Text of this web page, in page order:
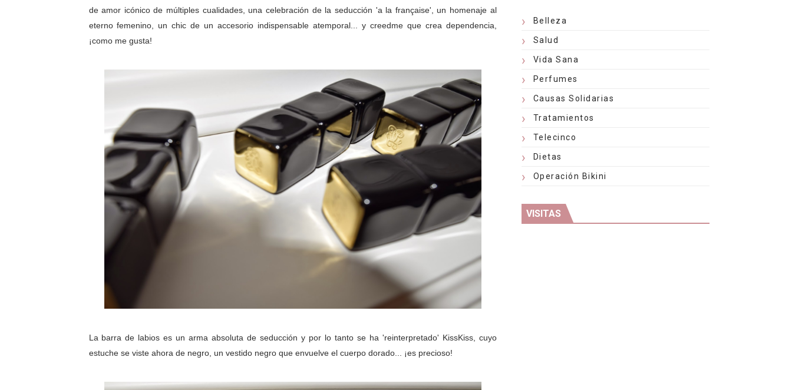
de amor icónico de múltiples cualidades, una celebración de la seducción 'a la française', un homenaje al
eterno femenino, un chic de un accesorio indispensable atemporal... y creedme que crea dependencia,
¡como me gusta!
La barra de labios es un arma absoluta de seducción y por lo tanto se ha 'reinterpretado' KissKiss, cuyo
estuche se viste ahora de negro, un vestido negro que envuelve el cuerpodorado... ¡es precioso!
Belleza
Salud
Vida Sana
Perfumes
Causas Solidarias
Tratamientos
Telecinco
Dietas
Operación Bikini
VISITAS